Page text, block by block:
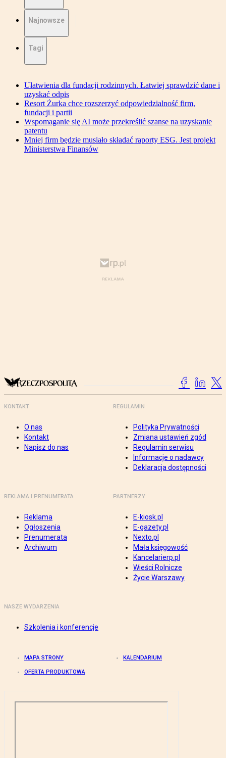
Najnowsze
Tagi
Ułatwienia dla fundacji rodzinnych. Łatwiej sprawdzić dane i
uzyskać odpis
Resort Żurka chce rozszerzyć odpowiedzialność firm,
fundacji i partii
Wspomaganie się AI może przekreślić szanse na uzyskanie
patentu
Mniej firm będzie musiało składać raporty ESG. Jest projekt
Ministerstwa Finansów
KONTAKT
O nas
Kontakt
Napisz do nas
REGULAMIN
Polityka Prywatności
Zmiana ustawień zgód
Regulamin serwisu
Informacje o nadawcy
Deklaracja dostępności
REKLAMA I PRENUMERATA
Reklama
Ogłoszenia
Prenumerata
Archiwum
PARTNERZY
E-kiosk.pl
E-gazety.pl
Nexto.pl
Mała księgowość
Kancelarierp.pl
Wieści Rolnicze
Życie Warszawy
NASZE WYDARZENIA
Szkolenia i konferencje
MAPA STRONY KALENDARIUM
OFERTA PRODUKTOWA